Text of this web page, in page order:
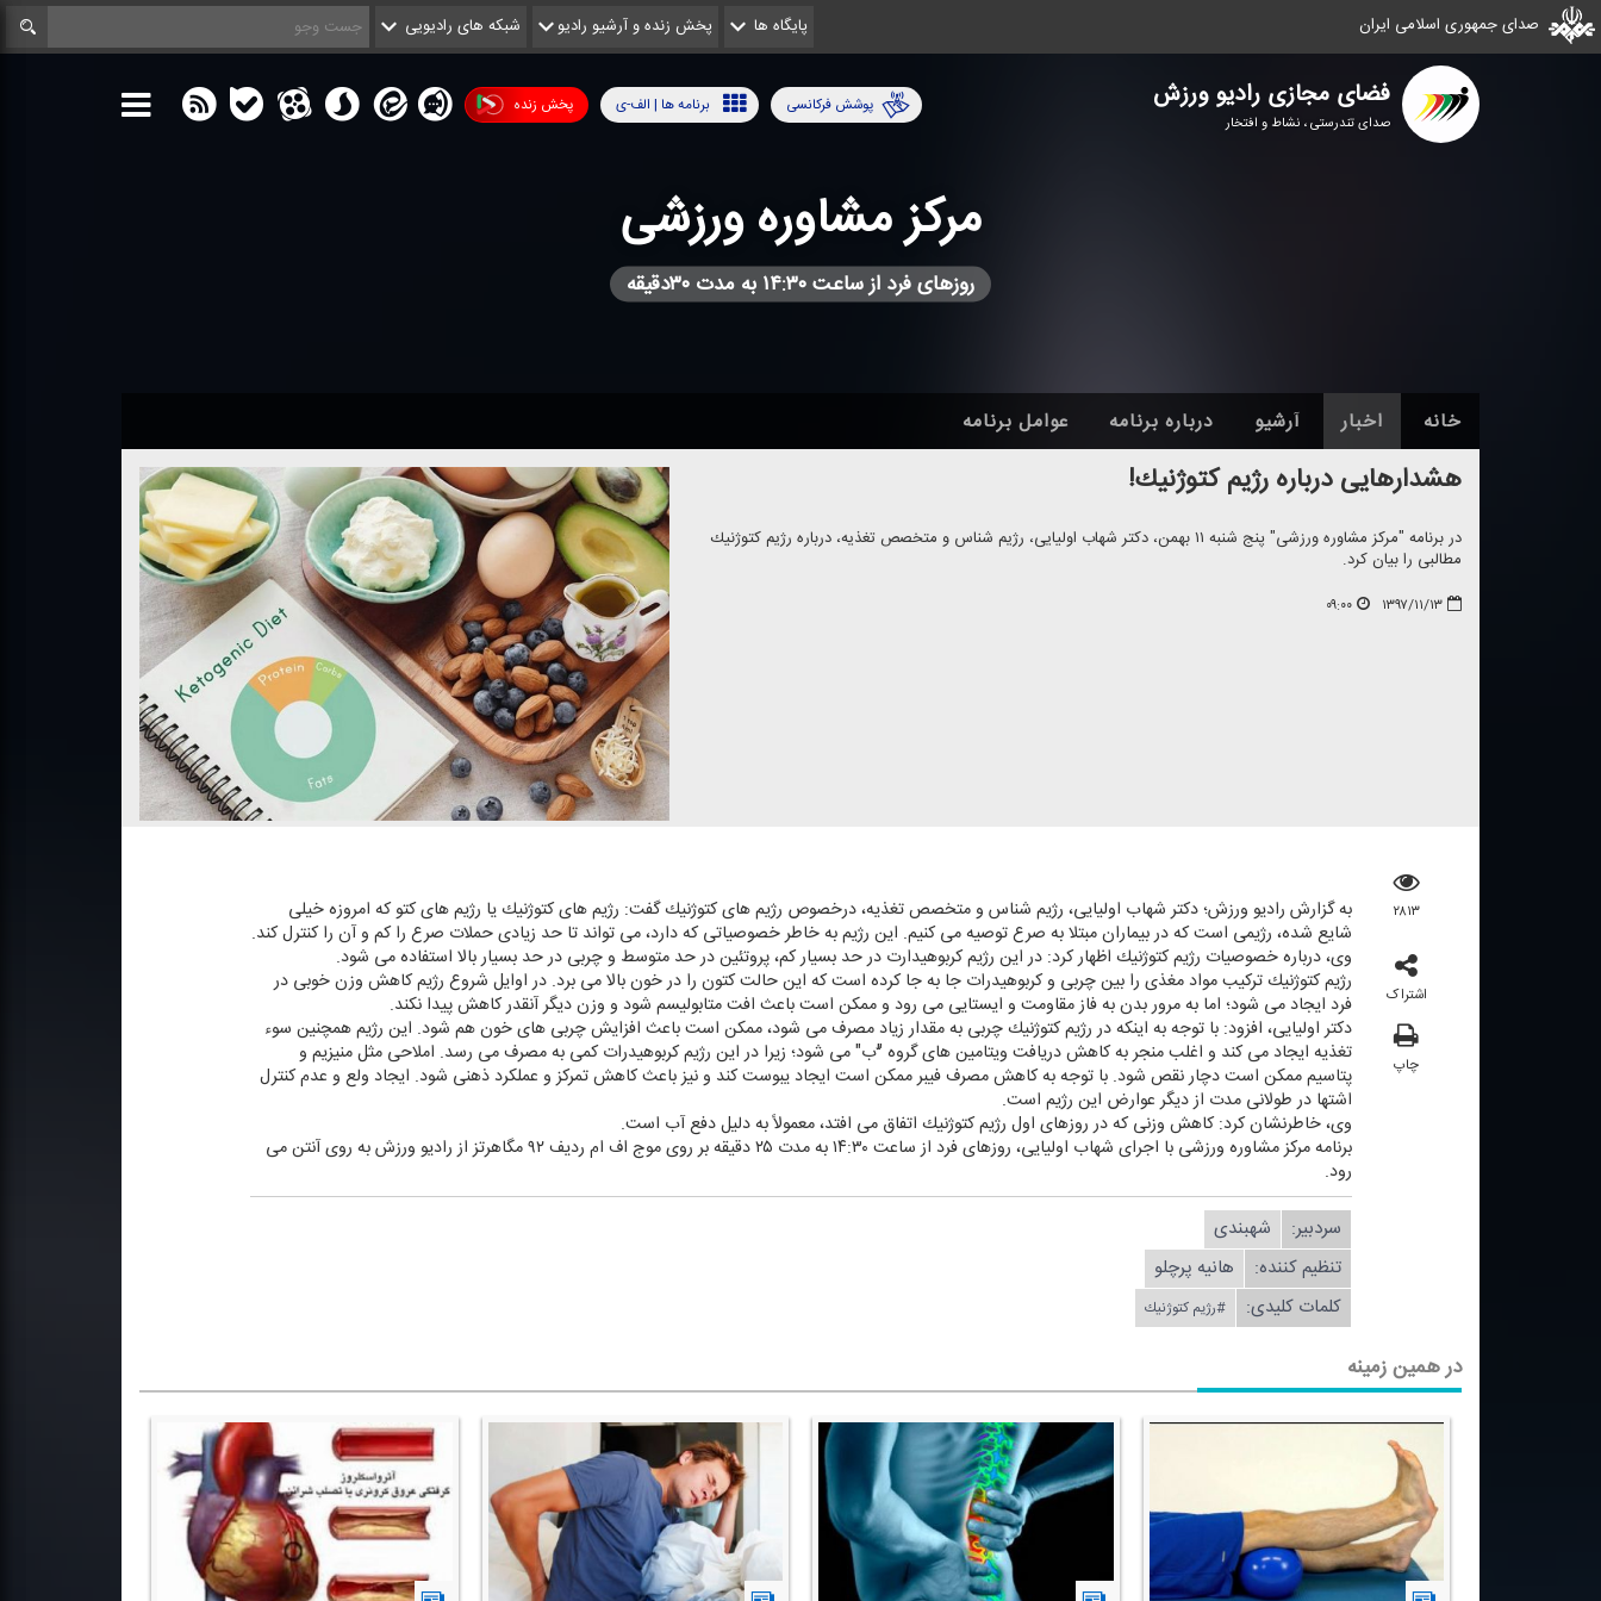
صدای جمهوری اسلامی ایران پایگاه ها پخش زنده و آرشیو رادیو شبکه های رادیویی
فضای مجازی رادیو ورزش
صدای تندرستی ، نشاط و افتخار
پخش زنده برنامه ها | الف-ی پوشش فرکانسی
مركز مشاوره ورزشی
روزهای فرد از ساعت ۱۴:۳۰ به مدت ۳۰دقیقه
خانه اخبار آرشیو درباره برنامه عوامل برنامه
هشدارهایی درباره رژیم كتوژنیك!
در برنامه "مركز مشاوره ورزشی" پنج شنبه ۱۱ بهمن، دكتر شهاب اولیایی، رژیم شناس و متخصص تغذیه، درباره رژیم كتوژنیك
مطالبی را بیان كرد.
۱۳۹۷/۱۱/۱۳ ۰۹:۰۰
۲۸۱۳
اشتراک
چاپ
به گزارش رادیو ورزش؛ دكتر شهاب اولیایی، رژیم شناس و متخصص تغذیه، درخصوص رژیم های كتوژنیك گفت: رژیم های كتوژنیك یا رژیم های كتو كه امروزه خیلی
شایع شده، رژیمی است كه در بیماران مبتلا به صرع توصیه می كنیم. این رژیم به خاطر خصوصیاتی كه دارد، می تواند تا حد زیادی حملات صرع را كم و آن را كنترل كند.
وی، درباره خصوصیات رژیم كتوژنیك اظهار كرد: در این رژیم كربوهیدارت در حد بسیار كم، پروتئین در حد متوسط و چربی در حد بسیار بالا استفاده می شود.
رژیم كتوژنیك تركیب مواد مغذی را بین چربی و كربوهیدرات جا به جا كرده است كه این حالت كتون را در خون بالا می برد. در اوایل شروع رژیم كاهش وزن خوبی در
فرد ایجاد می شود؛ اما به مرور بدن به فاز مقاومت و ایستایی می رود و ممكن است باعث افت متابولیسم شود و وزن دیگر آنقدر كاهش پیدا نكند.
دكتر اولیایی، افزود: با توجه به اینكه در رژیم كتوژنیك چربی به مقدار زیاد مصرف می شود، ممكن است باعث افزایش چربی های خون هم شود. این رژیم همچنین سوء
تغذیه ایجاد می كند و اغلب منجر به كاهش دریافت ویتامین های گروه "ّب" می شود؛ زیرا در این رژیم كربوهیدرات كمی به مصرف می رسد. املاحی مثل منیزیم و
پتاسیم ممكن است دچار نقص شود. با توجه به كاهش مصرف فیبر ممكن است ایجاد یبوست كند و نیز باعث كاهش تمركز و عملكرد ذهنی شود. ایجاد ولع و عدم كنترل
اشتها در طولانی مدت از دیگر عوارض این رژیم است.
وی، خاطرنشان كرد: كاهش وزنی كه در روزهای اول رژیم كتوژنیك اتفاق می افتد، معمولاً به دلیل دفع آب است.
برنامه مركز مشاوره ورزشی با اجرای شهاب اولیایی، روزهای فرد از ساعت ۱۴:۳۰ به مدت ۲۵ دقیقه بر روی موج اف ام ردیف ۹۲ مگاهرتز از رادیو ورزش به روی آنتن می
رود.
سردبیر:
شهبندی
تنظیم كننده:
هانیه پرچلو
کلمات کلیدی:
#رژیم كتوژنیك
در همین زمینه